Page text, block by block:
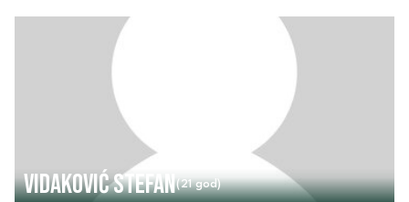
Vidaković Stefan(21 god)